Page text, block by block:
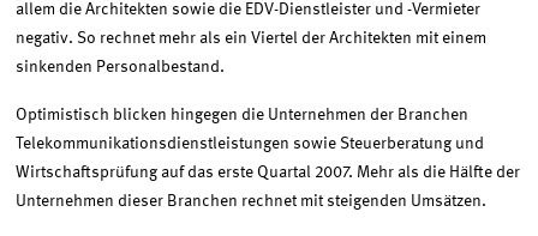
allem die Architekten sowie die EDV-Dienstleister und -Vermieter
negativ. So rechnet mehr als ein Viertel der Architekten mit einem
sinkenden Personalbestand.
Optimistisch blicken hingegen die Unternehmen der Branchen
Telekommunikationsdienstleistungen sowie Steuerberatung und
Wirtschaftsprüfung auf das erste Quartal 2007. Mehr als die Hälfte der
Unternehmen dieser Branchen rechnet mit steigenden Umsätzen.